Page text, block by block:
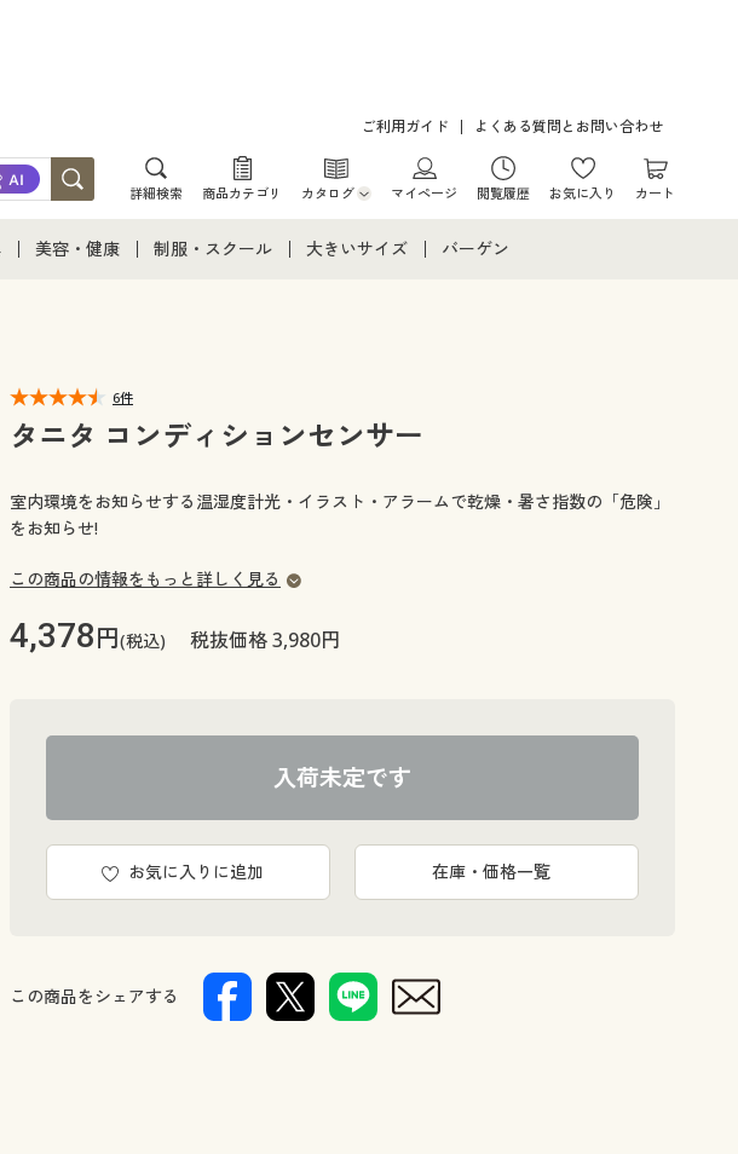
ご利用ガイド よくある質問とお問い合わせ
詳細検索 商品カテゴリ カタログ
カタログ・チラシからのご注文
マイページ 閲覧履歴 お気に入り カート
販すべて
美容・健康 制服・スクール
ジュニア・ティーンズ下着
大きいサイズ
大きいサイズ レディース下着
バーゲン
6件
タニタ コンディションセンサー
室内環境をお知らせする温湿度計光・イラスト・アラームで乾燥・暑さ指数の「危険」
をお知らせ!
この商品の情報をもっと詳しく見る
4,378円(税込) 税抜価格 3,980円
入荷未定です
お気に入りに追加 在庫・価格一覧
この商品をシェアする